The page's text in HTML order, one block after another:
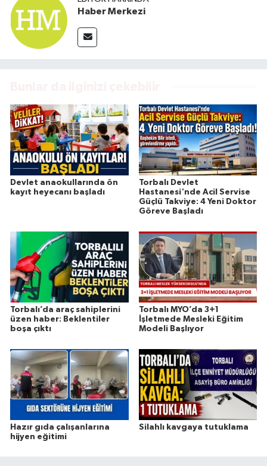
Haber Merkezi
Devlet anaokullarında ön
kayıt heyecanı başladı
Torbalı Devlet
Hastanesi'nde Acil Servise
Güçlü Takviye: 4 Yeni Doktor
Göreve Başladı
Torbalı’da araç sahiplerini
üzen haber: Beklentiler
boşa çıktı
Torbalı MYO’da 3+1
İşletmede Mesleki Eğitim
Modeli Başlıyor
Hazır gıda çalışanlarına
hijyen eğitimi
Silahlı kavgaya tutuklama